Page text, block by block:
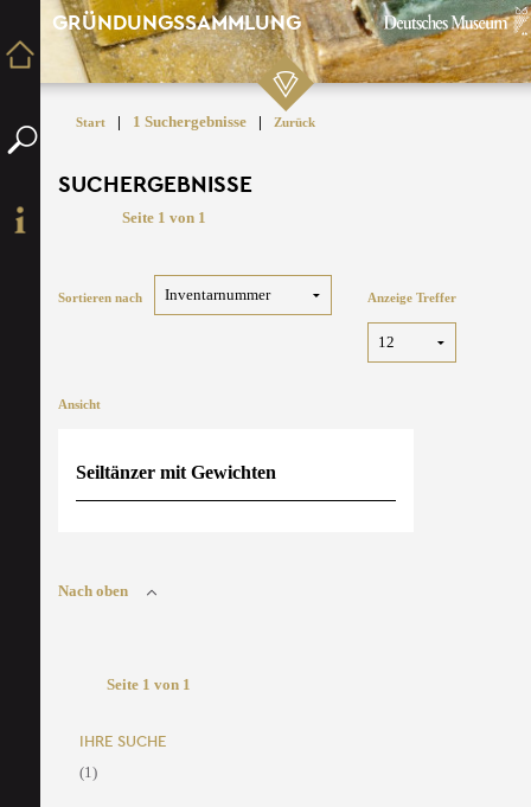
GRÜNDUNGSSAMMLUNG
Start | 1 Suchergebnisse | Zurück
SUCHERGEBNISSE
Seite 1 von 1
Sortieren nach Anzeige Treffer
Ansicht
Seiltänzer mit Gewichten
Nach oben
Seite 1 von 1
IHRE SUCHE
(1)